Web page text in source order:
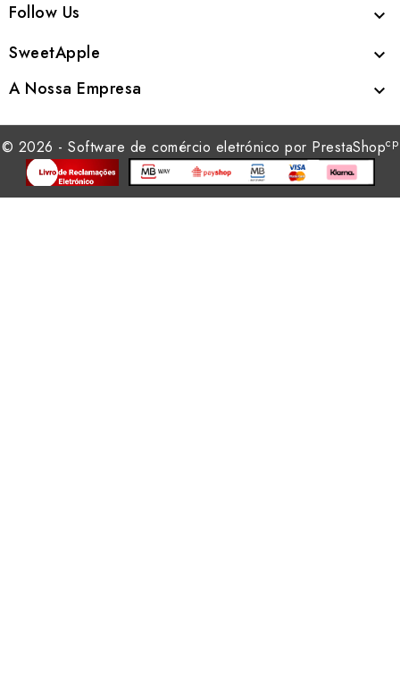
Follow Us 
SweetApple 
A Nossa Empresa 
© 2026 - Software de comércio eletrónico por PrestaShopcp